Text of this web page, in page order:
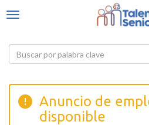
T
g
g
l
Anuncio de
disponible